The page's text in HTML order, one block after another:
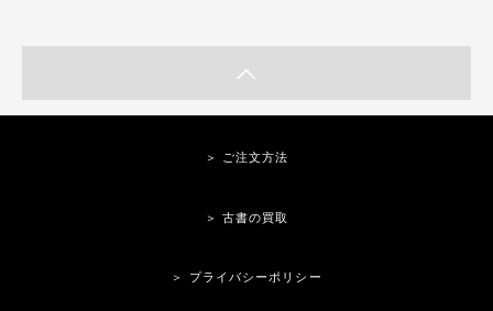
＞ ご注文方法
＞ 古書の買取
＞ プライバシーポリシー